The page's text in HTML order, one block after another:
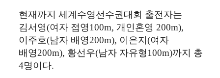
현재까지 세계수영선수권대회 출전자는
김서영(여자 접영100m, 개인혼영 200m),
이주호(남자 배영200m), 이은지 (여자
배영200m), 황선우(남자 자유형100m)까지 총
4명이다.